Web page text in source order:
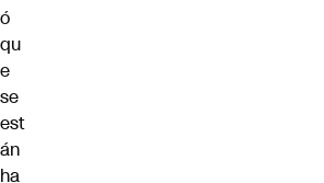
ó
qu
e
se
est
án
ha